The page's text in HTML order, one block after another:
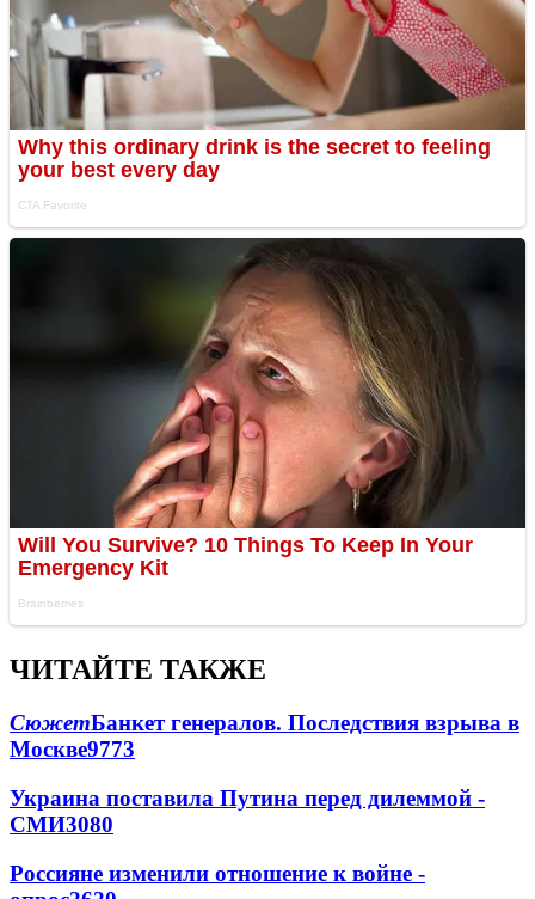
ЧИТАЙТЕ ТАКЖЕ
СюжетБанкет генералов. Последствия взрыва в
Москве9773
Украина поставила Путина перед дилеммой -
СМИ3080
Россияне изменили отношение к войне -